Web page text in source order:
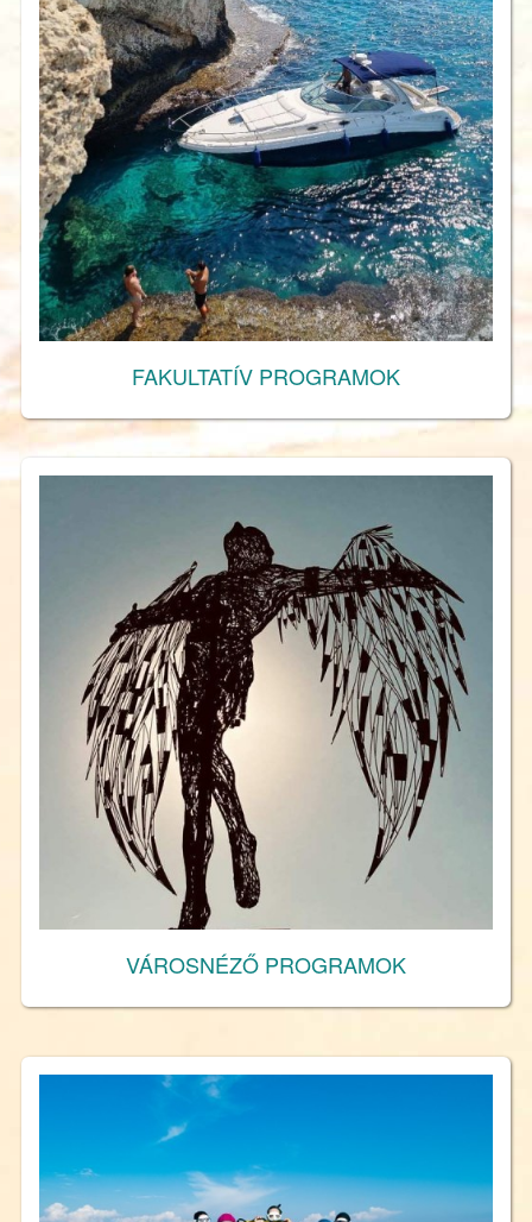
FAKULTATÍV PROGRAMOK
VÁROSNÉZŐ PROGRAMOK